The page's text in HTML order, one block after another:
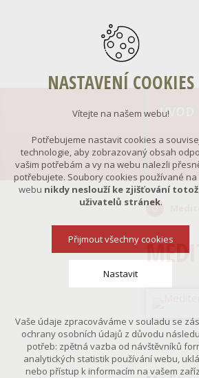
ÚVOD
NASTAVENÍ COOKIES
Vítejte na našem webu!
Potřebujeme nastavit cookies a
technologie, aby zobrazovaný obsah
vašim potřebám a vy na webu nalezli
potřebujete. Soubory cookies používané na
webu nikdy neslouží ke zjišťování
uživatelů stránek.
Přijmout všechny cookies
Nastavit
nutná pro provozování webu
udržení kontextu stránek (session):
případná přihlášení, volby jazyka,
Vaše údaje zpracováváme v souladu se
ochrany osobních údajů z důvodu
potřeb: zpětná vazba od návštěvníků
analytických statistik používání webu,
nebo přístup k informacím na vašem